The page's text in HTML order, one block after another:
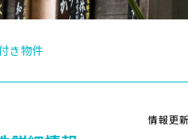
き物件
情報更